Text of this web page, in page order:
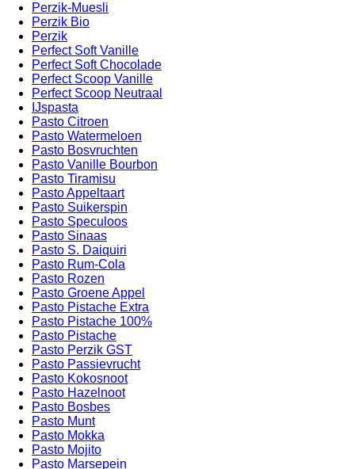
Perzik-Muesli
Perzik Bio
Perzik
Perfect Soft Vanille
Perfect Soft Chocolade
Perfect Scoop Vanille
Perfect Scoop Neutraal
IJspasta
Pasto Citroen
Pasto Watermeloen
Pasto Bosvruchten
Pasto Vanille Bourbon
Pasto Tiramisu
Pasto Appeltaart
Pasto Suikerspin
Pasto Speculoos
Pasto Sinaas
Pasto S. Daiquiri
Pasto Rum-Cola
Pasto Rozen
Pasto Groene Appel
Pasto Pistache Extra
Pasto Pistache 100%
Pasto Pistache
Pasto Perzik GST
Pasto Passievrucht
Pasto Kokosnoot
Pasto Hazelnoot
Pasto Bosbes
Pasto Munt
Pasto Mokka
Pasto Mojito
Pasto Marsepein